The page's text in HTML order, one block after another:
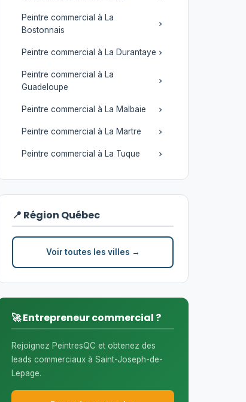
Peintre commercial à La
Bostonnais
Peintre commercial à La Durantaye
Peintre commercial à La
Guadeloupe
Peintre commercial à La Malbaie
Peintre commercial à La Martre
Peintre commercial à La Tuque
📍 Région Québec
Voir toutes les villes →
🚀 Entrepreneur commercial ?
Rejoignez PeintresQC et obtenez des
leads commerciaux à Saint-Joseph-de-
Lepage.